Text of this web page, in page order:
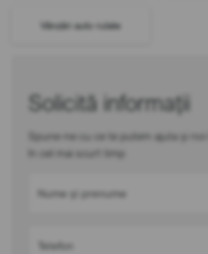
Vânzări auto rulate
Solicită informații
Spune-ne cu ce te putem ajuta și
în cel mai scurt timp
Nume și prenume
Telefon